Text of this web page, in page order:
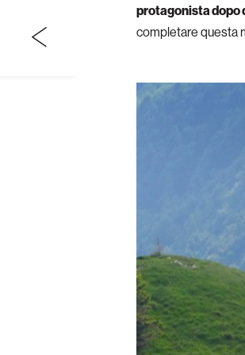
protagonista dopo
completare questa